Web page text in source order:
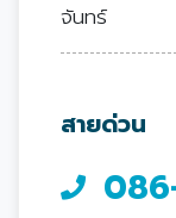
จันทร์
สายด่วน